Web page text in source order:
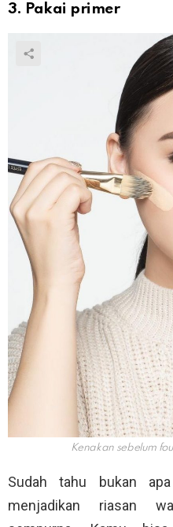
3. Pakai primer
Kenakan sebelum
Sudah tahu bukan
menjadikan riasan